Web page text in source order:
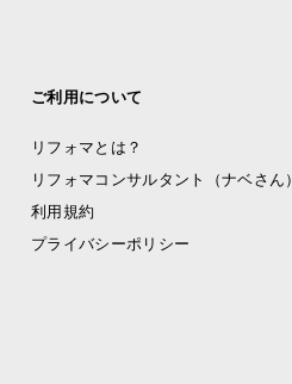
ご利用について
リフォマとは？
リフォマコンサルタント（ナベさん）
利用規約
プライバシーポリシー